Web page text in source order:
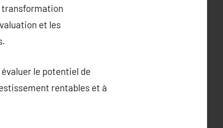
transformation
et les
le potentiel de
rentables et à